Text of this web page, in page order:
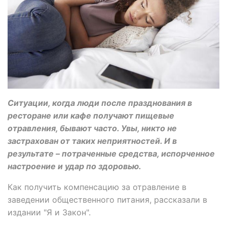
Ситуации, когда люди после празднования в
ресторане или кафе получают пищевые
отравления, бывают часто. Увы, никто не
застрахован от таких неприятностей. И в
результате – потраченные средства, испорченное
настроение и удар по здоровью.
Как получить компенсацию за отравление в
заведении общественного питания, рассказали в
издании "Я и Закон".